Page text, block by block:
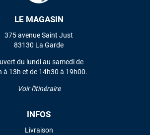
LE MAGASIN
375 avenue Saint Just
83130 La Garde
du lundi au samedi de
à 13h et de 14h30 à 19h00.
Voir l'itinéraire
INFOS
Livraison
VOIR TOUS LES AVIS
LAISSER UN AVIS